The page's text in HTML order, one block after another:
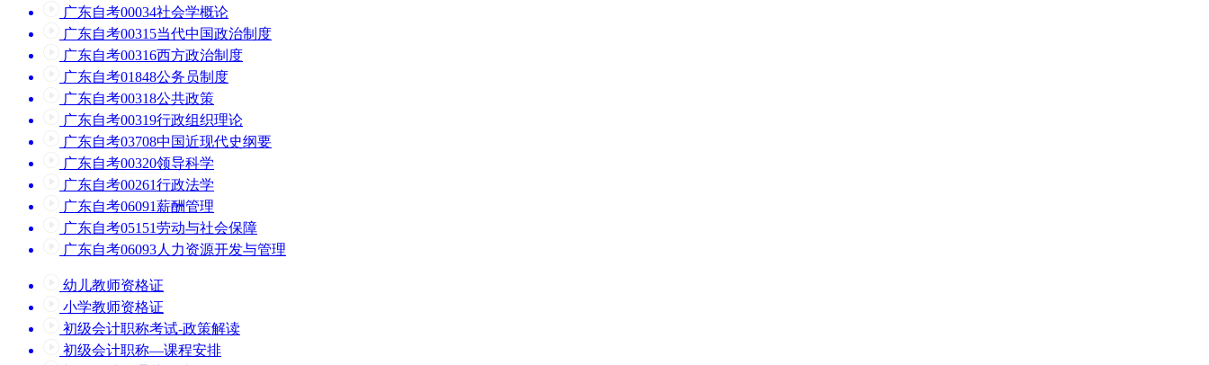
广东自考00034社会学概论
广东自考00315当代中国政治制度
广东自考00316西方政治制度
广东自考01848公务员制度
广东自考00318公共政策
广东自考00319行政组织理论
广东自考03708中国近现代史纲要
广东自考00320领导科学
广东自考00261行政法学
广东自考06091薪酬管理
广东自考05151劳动与社会保障
广东自考06093人力资源开发与管理
幼儿教师资格证
小学教师资格证
初级会计职称考试-政策解读
初级会计职称—课程安排